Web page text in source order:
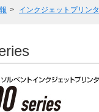
インクジェットプリンタ